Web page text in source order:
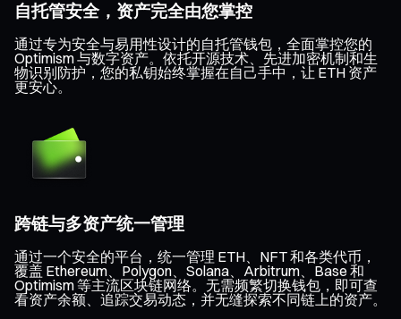
自托管安全，资产完全由您掌控
通过专为安全与易用性设计的自托管钱包，全面掌控您的
Optimism 与数字资产。依托开源技术、先进加密机制和生
物识别防护，您的私钥始终掌握在自己手中，让 ETH 资产
更安心。
跨链与多资产统一管理
通过一个安全的平台，统一管理 ETH、NFT 和各类代币，
覆盖 Ethereum、Polygon、Solana、Arbitrum、Base 和
Optimism 等主流区块链网络。无需频繁切换钱包，即可查
看资产余额、追踪交易动态，并无缝探索不同链上的资产。